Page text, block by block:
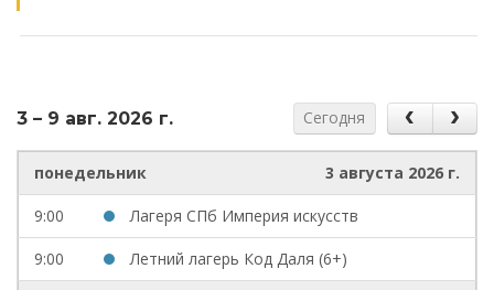
3 – 9 авг. 2026 г. Сегодня
понедельник 3 августа 2026 г.
9:00 Лагеря СПб Империя искусств
9:00 Летний лагерь Код Даля (6+)